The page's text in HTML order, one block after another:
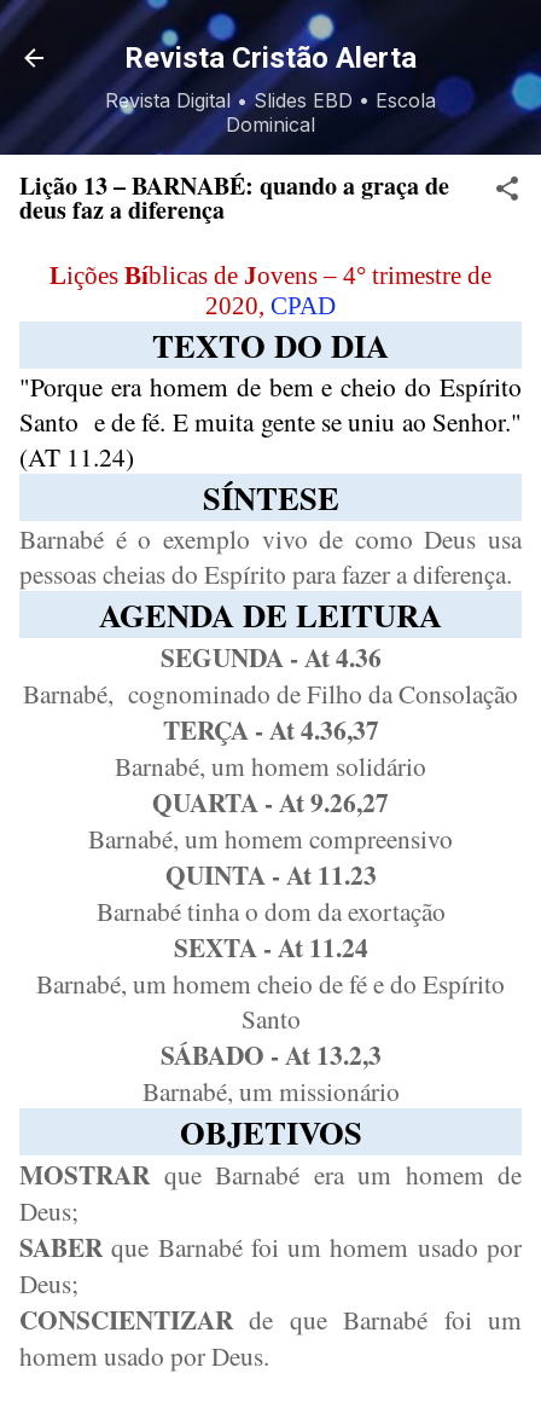
Pular para o conteúdo principal
Revista Cristão Alerta
Revista Digital • Slides EBD • Escola
Dominical
Lição 13 – BARNABÉ: quando a graça de
deus faz a diferença
Lições Bíblicas de Jovens – 4° trimestre de
2020, CPAD
TEXTO DO DIA
"Porque era homem de bem e cheio do Espírito
Santo e de fé. E muita gente se uniu ao Senhor."
(AT 11.24)
SÍNTESE
Barnabé é o exemplo vivo de como Deus usa
pessoas cheias do Espírito para fazer a diferença.
AGENDA DE LEITURA
SEGUNDA - At 4.36
Barnabé, cognominado de Filho da Consolação
TERÇA - At 4.36,37
Barnabé, um homem solidário
QUARTA - At 9.26,27
Barnabé, um homem compreensivo
QUINTA - At 11.23
Barnabé tinha o dom da exortação
SEXTA - At 11.24
Barnabé, um homem cheio de fé e do Espírito
Santo
SÁBADO - At 13.2,3
Barnabé, um missionário
OBJETIVOS
MOSTRAR que Barnabé era um homem de
Deus;
SABER que Barnabé foi um homem usado por
Deus;
CONSCIENTIZAR de que Barnabé foi um
homem usado por Deus.